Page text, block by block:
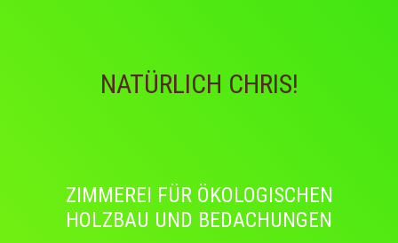
NATÜRLICH CHRIS!
ZIMMEREI FÜR ÖKOLOGISCHEN
HOLZBAU UND BEDACHUNGEN